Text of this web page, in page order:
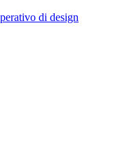
di design